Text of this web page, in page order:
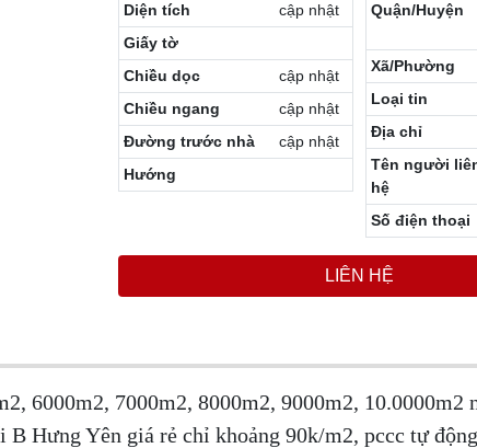
Diện tích
cập nhật
Giấy tờ
Chiều dọc
cập nhật
Chiều ngang
cập nhật
Đường trước nhà
cập nhật
Hướng
Quận/Huyện
Xã/Phường
Loại tin
Địa chỉ
Tên người
hệ
Số điện thoại
LIÊN HỆ
6000m2, 7000m2, 8000m2, 9000m2, 10.0000m2
Hưng Yên giá rẻ chỉ khoảng 90k/m2, pccc tự